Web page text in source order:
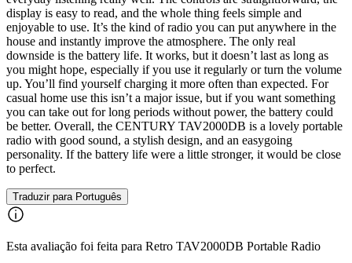
display is easy to read, and the whole thing feels simple and
enjoyable to use. It’s the kind of radio you can put anywhere in the
house and instantly improve the atmosphere. The only real
downside is the battery life. It works, but it doesn’t last as long as
you might hope, especially if you use it regularly or turn the volume
up. You’ll find yourself charging it more often than expected. For
casual home use this isn’t a major issue, but if you want something
you can take out for long periods without power, the battery could
be better. Overall, the CENTURY TAV2000DB is a lovely portable
radio with good sound, a stylish design, and an easygoing
personality. If the battery life were a little stronger, it would be close
to perfect.
Traduzir para Português
Esta avaliação foi feita para Retro TAV2000DB Portable Radio